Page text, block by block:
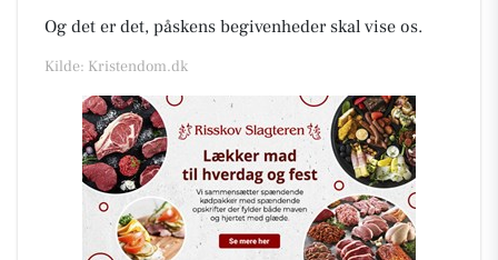
Og det er det, påskens begivenheder skal vise os.
Kilde: Kristendom.dk